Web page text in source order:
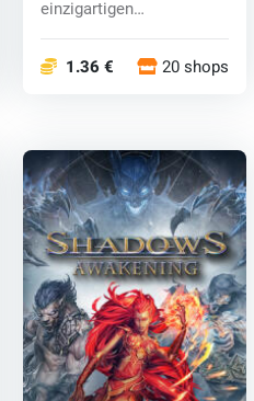
einzigartigen
1.36 € 20 shops